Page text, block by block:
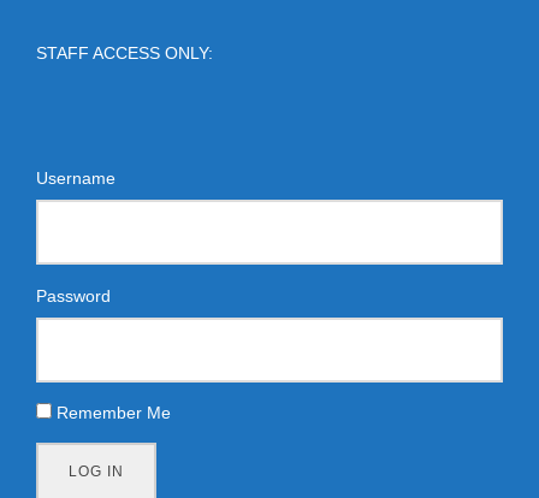
STAFF ACCESS ONLY:
Username
Password
Remember Me
LOG IN